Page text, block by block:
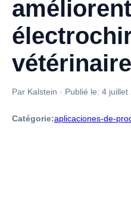
Par Kalstein · Publié le: 4 juillet
Catégorie:aplicaciones-de-